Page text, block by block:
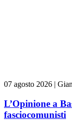
07 agosto 2026 |
L’Opinione a
fasciocomunisti